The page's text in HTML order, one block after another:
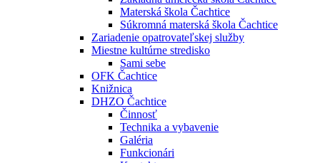
Materská škola Čachtice
Súkromná materská škola Čachtice
Zariadenie opatrovateľskej služby
Miestne kultúrne stredisko
Sami sebe
OFK Čachtice
Knižnica
DHZO Čachtice
Činnosť
Technika a vybavenie
Galéria
Funkcionári